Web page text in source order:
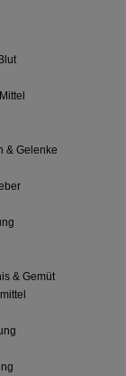
& Gelenke
& Gemüt